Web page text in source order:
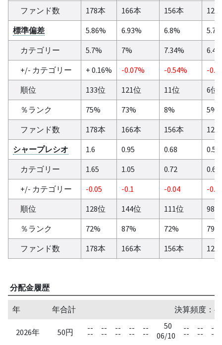
ファンド数
178本 166本 156本
125
標準偏差
5.86% 6.93% 6.8%
カテゴリー
5.7% 7% 7.34%
+/- カテゴリー
+ 0.16% -0.07% -0.54%
-
順位
133位 121位 11位
6位
％ランク
75% 73% 8%
5%
ファンド数
178本 166本 156本
125
シャープレシオ
1.6 0.95 0.68
0.59
カテゴリー
1.65 1.05 0.72
0.67
+/- カテゴリー
-0.05 -0.1 -0.04
-
順位
128位 144位 111位
98位
％ランク
72% 87% 72%
79%
ファンド数
178本 166本 156本 125
分配金履歴
年 年合計 決算頻度：
2026年 50円 --
--
--
--
--
--
--
--
--
--
50
06/10
--
--
--
--
--
--